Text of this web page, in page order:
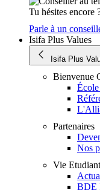
Tu hésites encore
Parle à un
Isifa Plus Values
Isifa Plus
Bienvenue
Partenaires
Nos
Vie
BDE